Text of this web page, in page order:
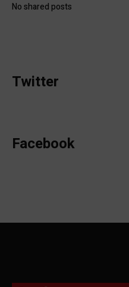
No shared posts
Twitter
Facebook